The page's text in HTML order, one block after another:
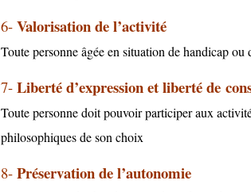
6- Valorisation de l’activité
Toute personne âgée en situation de handicap ou
7- Liberté d’expression et liberté de
Toute personne doit pouvoir participer aux
philosophiques de son choix
8- Préservation de l’autonomie